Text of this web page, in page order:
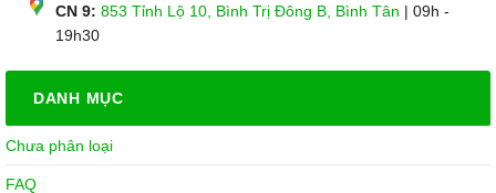
CN 9: 853 Tỉnh Lộ 10, Bình Trị Đông B, Bình Tân | 09h -
19h30
DANH MỤC
Chưa phân loại
FAQ